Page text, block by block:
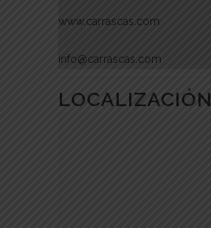
www.carrascas.com
info@carrascas.com
LOCALIZACIÓN